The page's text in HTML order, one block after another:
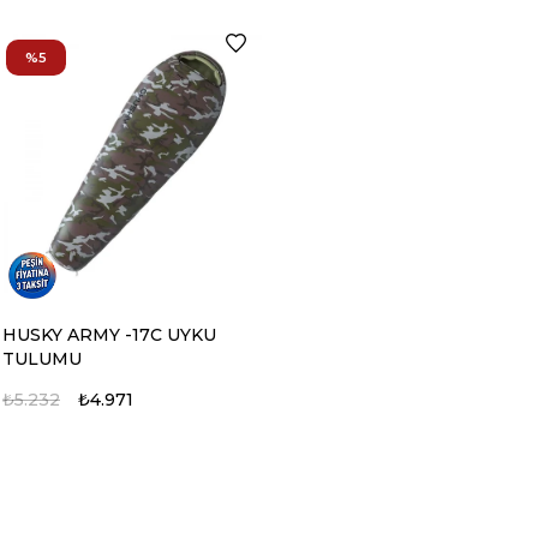
HUSKY ARMY -17C UYKU
TULUMU
₺4.971
₺5.232
%5